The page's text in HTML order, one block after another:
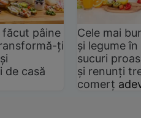
făcut pâine
ți
de casă
Cele mai
și legume
sucuri
și renunți
comerț